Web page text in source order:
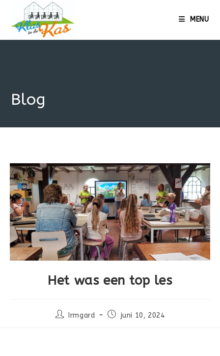
MENU
Blog
Het was een top les
Irmgard juni 10, 2024